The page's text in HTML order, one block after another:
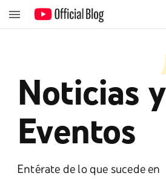
Noticias y
Eventos
Entérate de lo que sucede en